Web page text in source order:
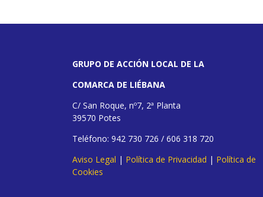
GRUPO DE ACCIÓN LOCAL DE LA
COMARCA DE LIÉBANA
C/ San Roque, nº7, 2ª Planta
39570 Potes
Teléfono: 942 730 726 / 606 318 720
Aviso Legal | Política de Privacidad | Política de
Cookies